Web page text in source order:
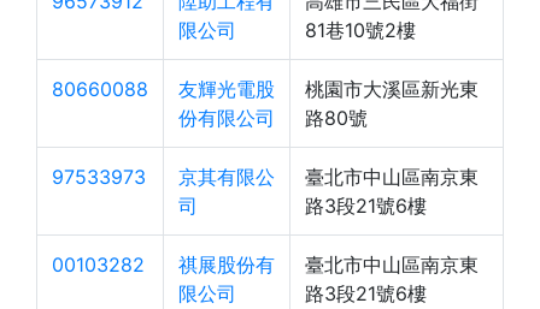
限公司
81巷10號2樓
80660088
友輝光電股
份有限公司
桃園市大溪區新光東
路80號
97533973
京其有限公
司
臺北市中山區南京東
路3段21號6樓
00103282
祺展股份有
限公司
臺北市中山區南京東
路3段21號6樓